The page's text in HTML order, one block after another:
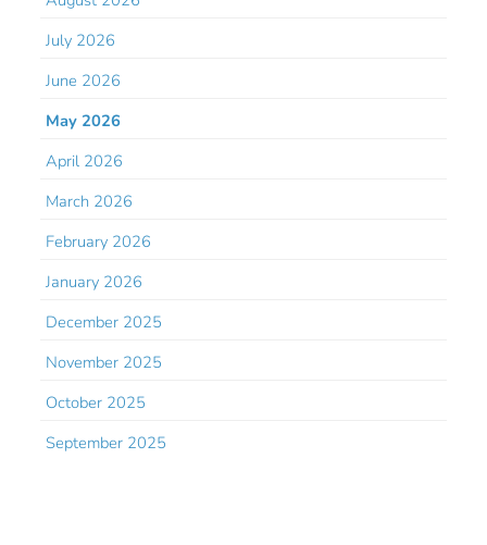
July 2026
June 2026
May 2026
April 2026
March 2026
February 2026
January 2026
December 2025
November 2025
October 2025
September 2025